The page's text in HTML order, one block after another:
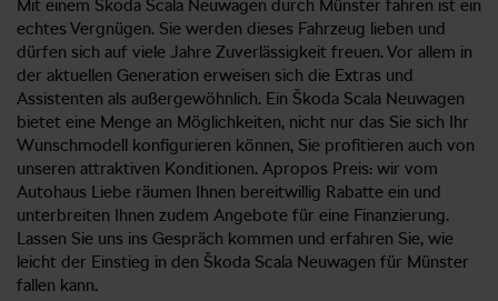
Mit einem Škoda Scala Neuwagen durch Münster fahren ist ein
echtes Vergnügen. Sie werden dieses Fahrzeug lieben und
dürfen sich auf viele Jahre Zuverlässigkeit freuen. Vor allem in
der aktuellen Generation erweisen sich die Extras und
Assistenten als außergewöhnlich. Ein Škoda Scala Neuwagen
bietet eine Menge an Möglichkeiten, nicht nur das Sie sich Ihr
Wunschmodell konfigurieren können, Sie profitieren auch von
unseren attraktiven Konditionen. Apropos Preis: wir vom
Autohaus Liebe räumen Ihnen bereitwillig Rabatte ein und
unterbreiten Ihnen zudem Angebote für eine Finanzierung.
Lassen Sie uns ins Gespräch kommen und erfahren Sie, wie
leicht der Einstieg in den Škoda Scala Neuwagen für Münster
fallen kann.